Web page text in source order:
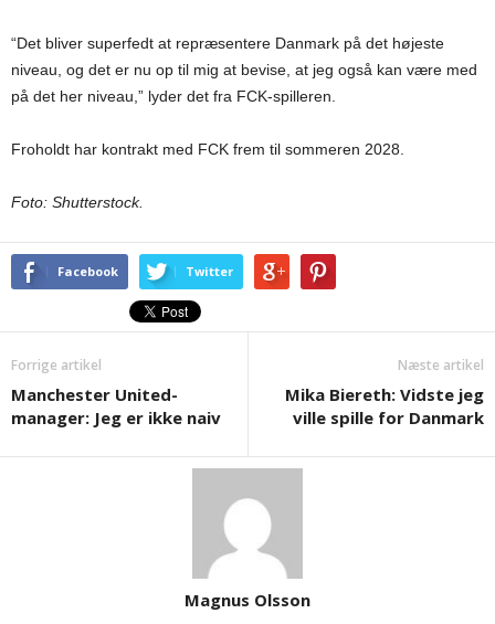
“Det bliver superfedt at repræsentere Danmark på det højeste
niveau, og det er nu op til mig at bevise, at jeg også kan være med
på det her niveau,” lyder det fra FCK-spilleren.
Froholdt har kontrakt med FCK frem til sommeren 2028.
Foto: Shutterstock.
Facebook Twitter
Forrige artikel
Manchester United-
manager: Jeg er ikke naiv
Næste artikel
Mika Biereth: Vidste jeg
ville spille for Danmark
Magnus Olsson